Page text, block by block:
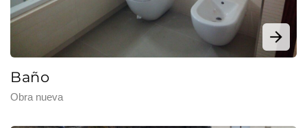
Baño
Obra nueva